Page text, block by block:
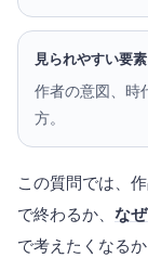
見られやすい要素
作者の意図、時
方。
この質問では、
で終わるか、 な
で考えたくなるか